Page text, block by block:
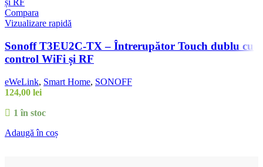
Compara
Vizualizare rapidă
Sonoff T3EU2C-TX – Întrerupător Touch dublu cu
control WiFi și RF
eWeLink, Smart Home, SONOFF
124,00 lei
1 în stoc
Adaugă în coș